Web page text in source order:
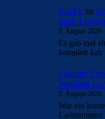
Lucky zu
nach
8. August 2026
Es gab mal
komplett kalt
Clouds:
Wechsel
8. August 2026
War ein